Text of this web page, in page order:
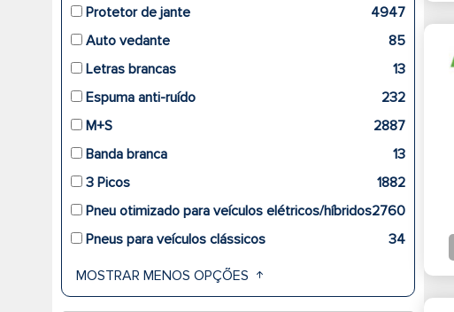
Protetor de jante
4947
Auto vedante
85
Letras brancas
13
Espuma anti-ruído
232
M+S
2887
Banda branca
13
3 Picos
1882
Pneu otimizado para veículos elétricos/híbridos2760
Pneus para veículos clássicos
34
MOSTRAR MENOS OPÇÕES